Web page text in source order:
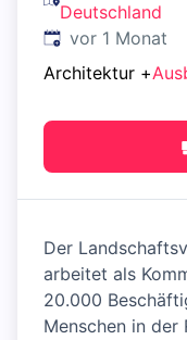
Deutschland
Veröffentlicht:
vor 1 Monat
Architektur +
Der
arbeitet als
20.000
Menschen in der